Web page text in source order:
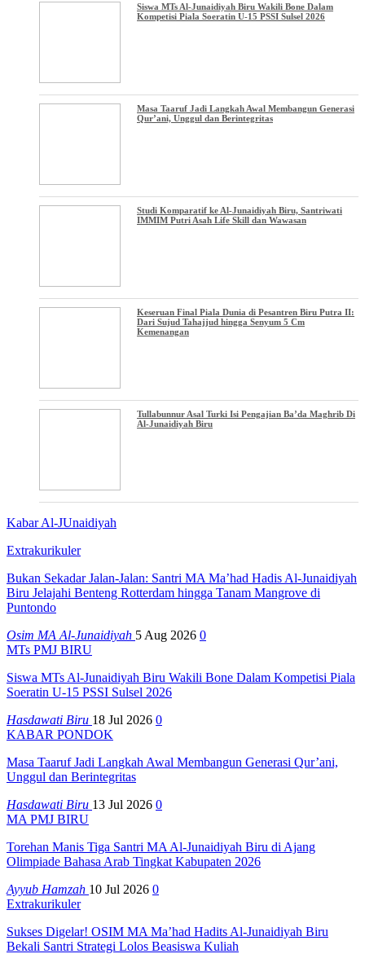
Siswa MTs Al-Junaidiyah Biru Wakili Bone Dalam
Kompetisi Piala Soeratin U-15 PSSI Sulsel 2026
Masa Taaruf Jadi Langkah Awal Membangun Generasi
Qur’ani, Unggul dan Berintegritas
Studi Komparatif ke Al-Junaidiyah Biru, Santriwati
IMMIM Putri Asah Life Skill dan Wawasan
Keseruan Final Piala Dunia di Pesantren Biru Putra II:
Dari Sujud Tahajjud hingga Senyum 5 Cm
Kemenangan
Tullabunnur Asal Turki Isi Pengajian Ba’da Maghrib Di
Al-Junaidiyah Biru
Kabar Al-JUnaidiyah
Extrakurikuler
Bukan Sekadar Jalan-Jalan: Santri MA Ma’had Hadis Al-Junaidiyah
Biru Jelajahi Benteng Rotterdam hingga Tanam Mangrove di
Puntondo
Osim MA Al-Junaidiyah 5 Aug 2026 0
MTs PMJ BIRU
Siswa MTs Al-Junaidiyah Biru Wakili Bone Dalam Kompetisi Piala
Soeratin U-15 PSSI Sulsel 2026
Hasdawati Biru 18 Jul 2026 0
KABAR PONDOK
Masa Taaruf Jadi Langkah Awal Membangun Generasi Qur’ani,
Unggul dan Berintegritas
Hasdawati Biru 13 Jul 2026 0
MA PMJ BIRU
Torehan Manis Tiga Santri MA Al-Junaidiyah Biru di Ajang
Olimpiade Bahasa Arab Tingkat Kabupaten 2026
Ayyub Hamzah 10 Jul 2026 0
Extrakurikuler
Sukses Digelar! OSIM MA Ma’had Hadits Al-Junaidiyah Biru
Bekali Santri Strategi Lolos Beasiswa Kuliah